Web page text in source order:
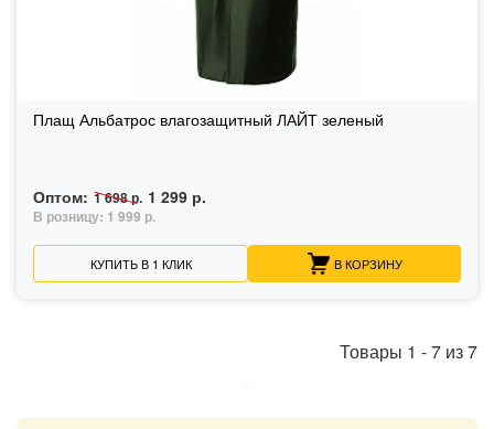
Плащ Альбатрос влагозащитный ЛАЙТ зеленый
Оптом: 1 698 р. 1 299 р.
В розницу: 1 999 р.
КУПИТЬ В 1 КЛИК В КОРЗИНУ
Товары 1 -7 из7